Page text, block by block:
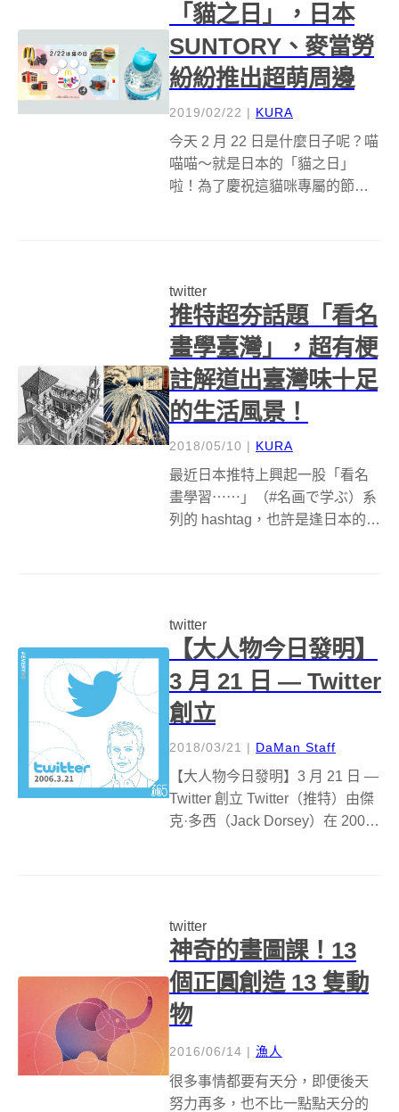
「貓之日」，日本
SUNTORY、麥當勞
紛紛推出超萌周邊
2019/02/22 | KURA
今天 2 月 22 日是什麼日子呢？喵
喵喵～就是日本的「貓之日」
啦！為了慶祝這貓咪專屬的節
我就推」的商機，紛紛推出相關
產品或企畫...
twitter
推特超夯話題「看名
畫學臺灣」，超有梗
註解道出臺灣味十足
的生活風景！
2018/05/10 | KURA
最近日本推特上興起一股「看名
畫學習⋯⋯」（#名画で学ぶ）系
列的 hashtag，也許是逢日本的黃
的開始了！ 而其中「看名畫學臺
灣...
twitter
【大人物今日發明】
3 月 21 日 — Twitter
創立
2018/03/21 | DaMan Staff
【大人物今日發明】3 月 21 日 —
Twitter 創立 Twitter（推特）由傑
克·多西（Jack Dorsey）在 2006
twitter
神奇的畫圖課！13
個正圓創造 13 隻動
物
2016/06/14 | 漁人
很多事情都要有天分，即便後天
努力再多，也不比一點點天分的